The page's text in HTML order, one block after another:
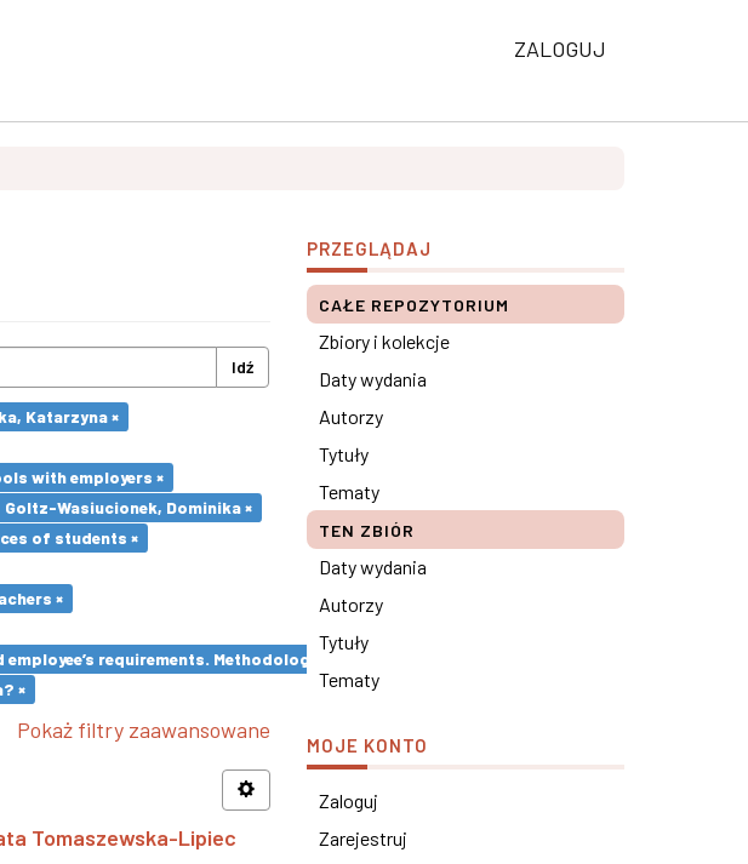
ZALOGUJ
Idź
Katarzyna ×
with employers ×
Wasiucionek, Dominika ×
of students ×
×
requirements. Methodological remarks ×
×
Pokaż filtry zaawansowane
Tomaszewska-Lipiec
PRZEGLĄDAJ
CAŁE REPOZYTORIUM
Zbiory i kolekcje
Daty wydania
Autorzy
Tytuły
Tematy
TEN ZBIÓR
Daty wydania
Autorzy
Tytuły
Tematy
MOJE KONTO
Zaloguj
Zarejestruj